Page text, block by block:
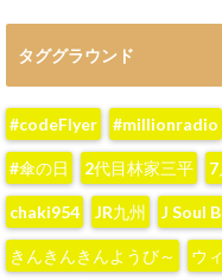
タググラウンド
#codeFlyer #millionradio
#傘の日 2代目林家三平
chaki954 JR九州 J Soul
きんきんきんようび～ ウ